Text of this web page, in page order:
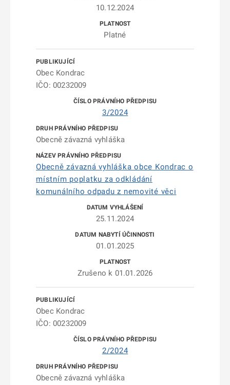
10.12.2024
Platné
Obec Kondrac
IČO: 00232009
3/2024
Obecně závazná vyhláška
Obecně závazná vyhláška obce Kondrac o
místním poplatku za odkládání
komunálního odpadu z nemovité věci
25.11.2024
01.01.2025
Zrušeno k 01.01.2026
Obec Kondrac
IČO: 00232009
2/2024
Obecně závazná vyhláška